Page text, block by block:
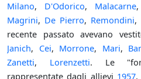
Milano, D'Odorico, Malacarne
Magrini, De Pierro, Remondini,
recente passato avevano
Janich, Cei, Morrone, Mari,
Zanetti, Lorenzetti. Le
rappresentate dagli allievi 1957,